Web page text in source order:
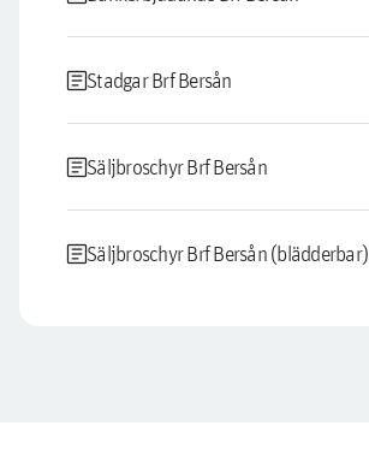
articleStadgar Brf Bersån
articleSäljbroschyr Brf Bersån
articleSäljbroschyr Brf Bersån (blädderbar)